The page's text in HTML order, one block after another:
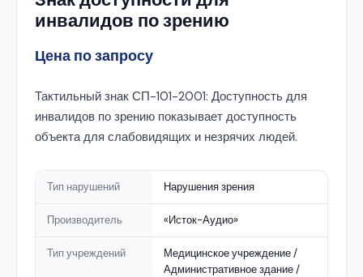
инвалидов по зрению
Цена по запросу
Тактильный знак СП-101-2001: Доступность для
инвалидов по зрению показывает доступность
объекта для слабовидящих и незрячих людей.
Тип нарушений Нарушения зрения
Производитель «Исток-Аудио»
Тип учреждений
Медицинское учреждение /
Административное здание /